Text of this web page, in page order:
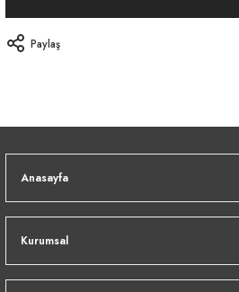
Paylaş
Anasayfa
Kurumsal